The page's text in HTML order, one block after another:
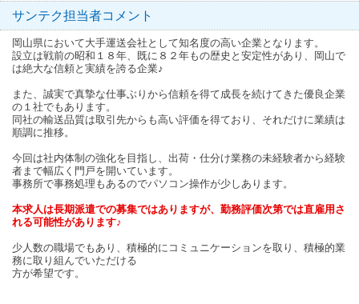
サンテク担当者コメント
岡山県において大手運送会社として知名度の高い企業となります。
設立は戦前の昭和１８年、既に８２年もの歴史と安定性があり、岡山で
は絶大な信頼と実績を誇る企業♪
また、誠実で真摯な仕事ぶりから信頼を得て成長を続けてきた優良企業
の１社でもあります。
同社の輸送品質は取引先からも高い評価を得ており、それだけに業績は
順調に推移。
今回は社内体制の強化を目指し、出荷・仕分け業務の未経験者から経験
者まで幅広く門戸を開いています。
事務所で事務処理もあるのでパソコン操作が少しあります。
本求人は長期派遣での募集ではありますが、勤務評価次第では直雇用さ
れる可能性があります♪
少人数の職場でもあり、積極的にコミュニケーションを取り、積極的業
務に取り組んでいただける
方が希望です。